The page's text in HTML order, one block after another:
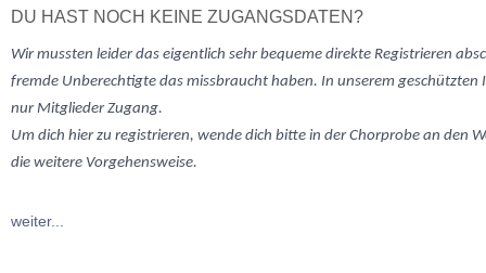
DU HAST NOCH KEINE ZUGANGSDATEN?
Wir mussten leiderdas eigentlich sehr bequeme direkte Registrieren
fremde Unberechtigte das missbraucht haben. In unserem
nur Mitglieder Zugang.
Um dich hier zu registrieren, wende dich bitte in der Chorprobe an den
die weitere Vorgehensweise.
weiter...